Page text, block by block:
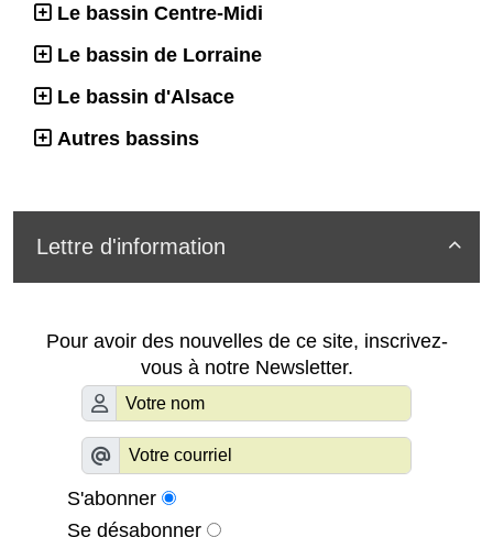
Le bassin Centre-Midi
Le bassin de Lorraine
Le bassin d'Alsace
Autres bassins

Lettre d'information
Pour avoir des nouvelles de ce site, inscrivez-
vous à notre Newsletter.
S'abonner
Se désabonner